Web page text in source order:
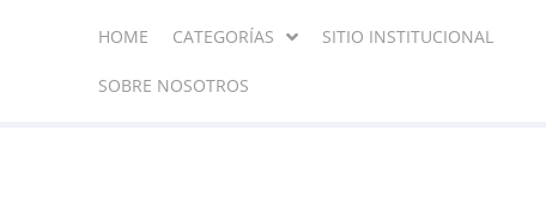
HOME CATEGORÍAS SITIO INSTITUCIONAL
SOBRE NOSOTROS